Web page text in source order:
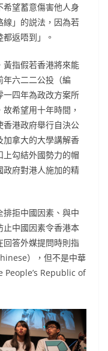
望蓄意傷害他人身
線」的説法，因為若
返唔到」。
黃指假若香港將來能
年六二二公投（編
一四年為政改方案所
希望用十年時間，
香港政府舉行自決公
加拿大的大學講解香
勾結外國勢力的帽
政府對港人施加的精
拒中國因素、與中
止中國因素令香港本
回答外媒提問時則指
），但不是中華
People’s Republic of